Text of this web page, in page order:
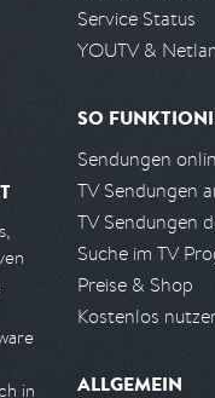
in
Service Status
YOUTV &
SO
Sendungen
TV Sendungen
TV Sendungen
Suche im TV
Preise & Shop
Kostenlos
ALLGEMEIN